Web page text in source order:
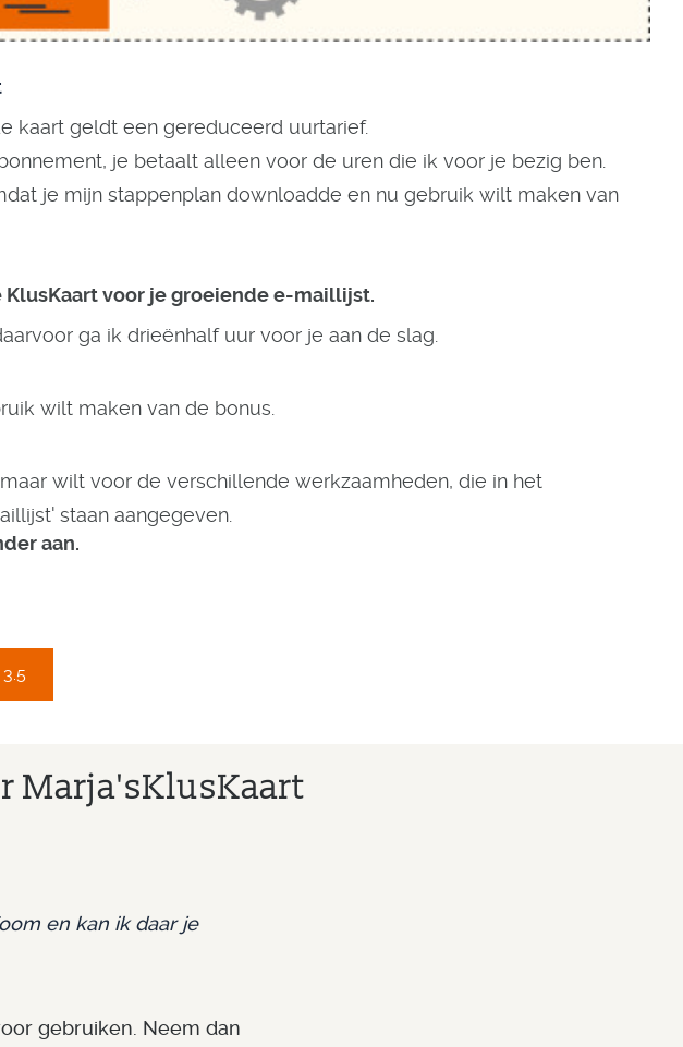
kaart geldt een gereduceerd uurtarief.
je betaalt alleen voor de uren die ik voor je bezig ben.
je mijn stappenplan downloadde en nu gebruik wilt maken van
voor je groeiende e-maillijst.
ga ik drieënhalf uur voor je aan de slag.
wilt maken van de bonus.
wilt voor de verschillende werkzaamheden, die in het
staan aangegeven.
aan.
Marja'sKlusKaart
en kan ik daar je
gebruiken. Neem dan